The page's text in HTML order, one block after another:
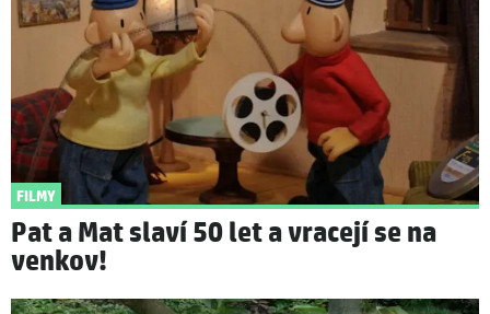
FILMY
Pat a Mat slaví 50 let a vracejí se na
venkov!